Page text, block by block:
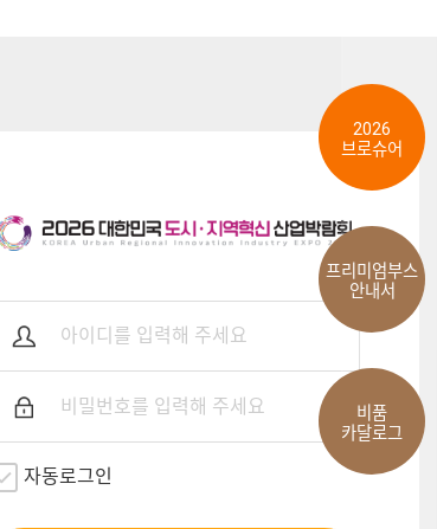
2026
브로슈어
프리미엄부스
안내서
비품
카달로그
자동로그인